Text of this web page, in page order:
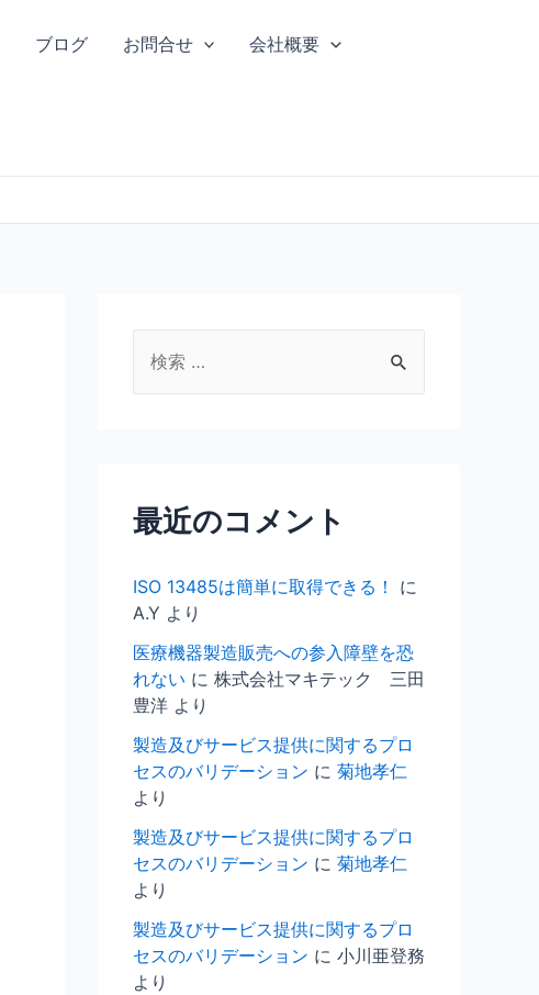
ブログ お問合せ 会社概要
最近のコメント
ISO 13485は簡単に取得できる！
に
A.Y より
医療機器製造販売への参入障壁を恐
れない に 株式会社マキテック 三田
豊洋 より
製造及びサービス提供に関するプロ
セスのバリデーション に 菊地孝仁
より
製造及びサービス提供に関するプロ
セスのバリデーション に 菊地孝仁
より
製造及びサービス提供に関するプロ
セスのバリデーション に 小川亜登務
より